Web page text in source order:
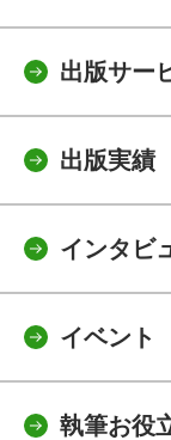
出版サー
出版実績
インタビ
イベント
執筆お役